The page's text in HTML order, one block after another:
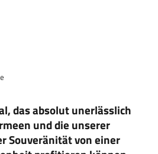
das absolut unerlässlich
und die unserer
Souveränität von einer